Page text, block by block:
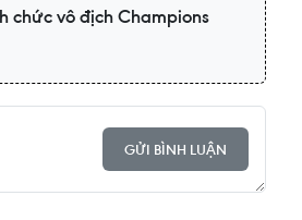
chức vô địch Champions
GỬI BÌNH LUẬN